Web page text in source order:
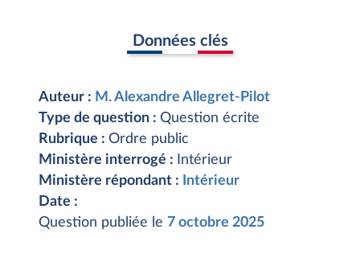
Données clés
Auteur : M. Alexandre Allegret-Pilot
Type de question : Question écrite
Rubrique : Ordre public
Ministère interrogé :
Intérieur
Ministère répondant :
Intérieur
Date :
Question publiée le 7 octobre 2025